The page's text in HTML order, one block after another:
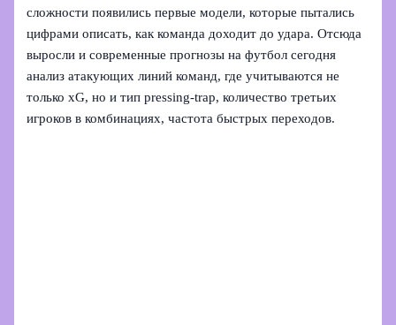
сложности появились первые модели, которые пытались
цифрами описать, как команда доходит до удара. Отсюда
выросли и современные прогнозы на футбол сегодня
анализ атакующих линий команд, где учитываются не
только xG, но и тип pressing-trap, количество третьих
игроков в комбинациях, частота быстрых переходов.